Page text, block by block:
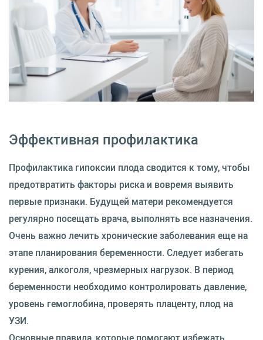
Эффективная профилактика
Профилактика гипоксии плода сводится к тому, чтобы
предотвратить факторы риска и вовремя выявить
первые признаки. Будущей матери рекомендуется
регулярно посещать врача, выполнять все назначения.
Очень важно лечить хронические заболевания еще на
этапе планирования беременности. Следует избегать
курения, алкоголя, чрезмерных нагрузок. В период
беременности необходимо контролировать давление,
уровень гемоглобина, проверять плаценту, плод на
УЗИ.